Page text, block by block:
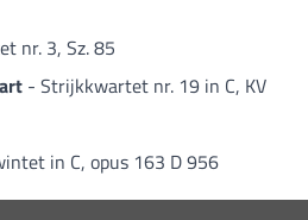
nr. 3, Sz. 85
- Strijkkwartet nr. 19 in C, KV
in C, opus 163 D 956